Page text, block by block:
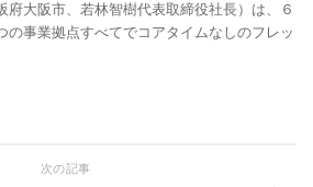
府大阪市、若林智樹代表取締役社長）は、６
の事業拠点すべてでコアタイムなしのフレッ
次の記事